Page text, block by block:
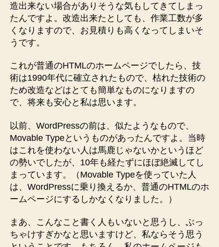
造出来ない場合がありそうな気もしてきてしまっ
たんですよ。改造出来たとしても、作業工数が多
くなりますので、お見積りも高くなってしまいそ
うです。
これが普通のHTMLのホームページでしたら、技
術は1990年代に確立されたもので、枯れた技術の
ため改造などはとても簡単なものになりますの
で、将来も安心と私は思います。
以前、WordPressの前は、似たようなもので、
Movable Typeというものがあったんですよ。当時
はこれを使わない人は馬鹿じゃないかというほど
の勢いでしたが、10年も経たずにほぼ絶滅してし
まっています。（Movable Typeを使っていた人
は、WordPressに乗り換えるか、普通のHTMLのホ
ームページにするしかなくなりました。）
まあ、こんなこと書く人もいないと思うし、ぶっ
ちゃけすぎかなと思いますけど、私ならそう思う